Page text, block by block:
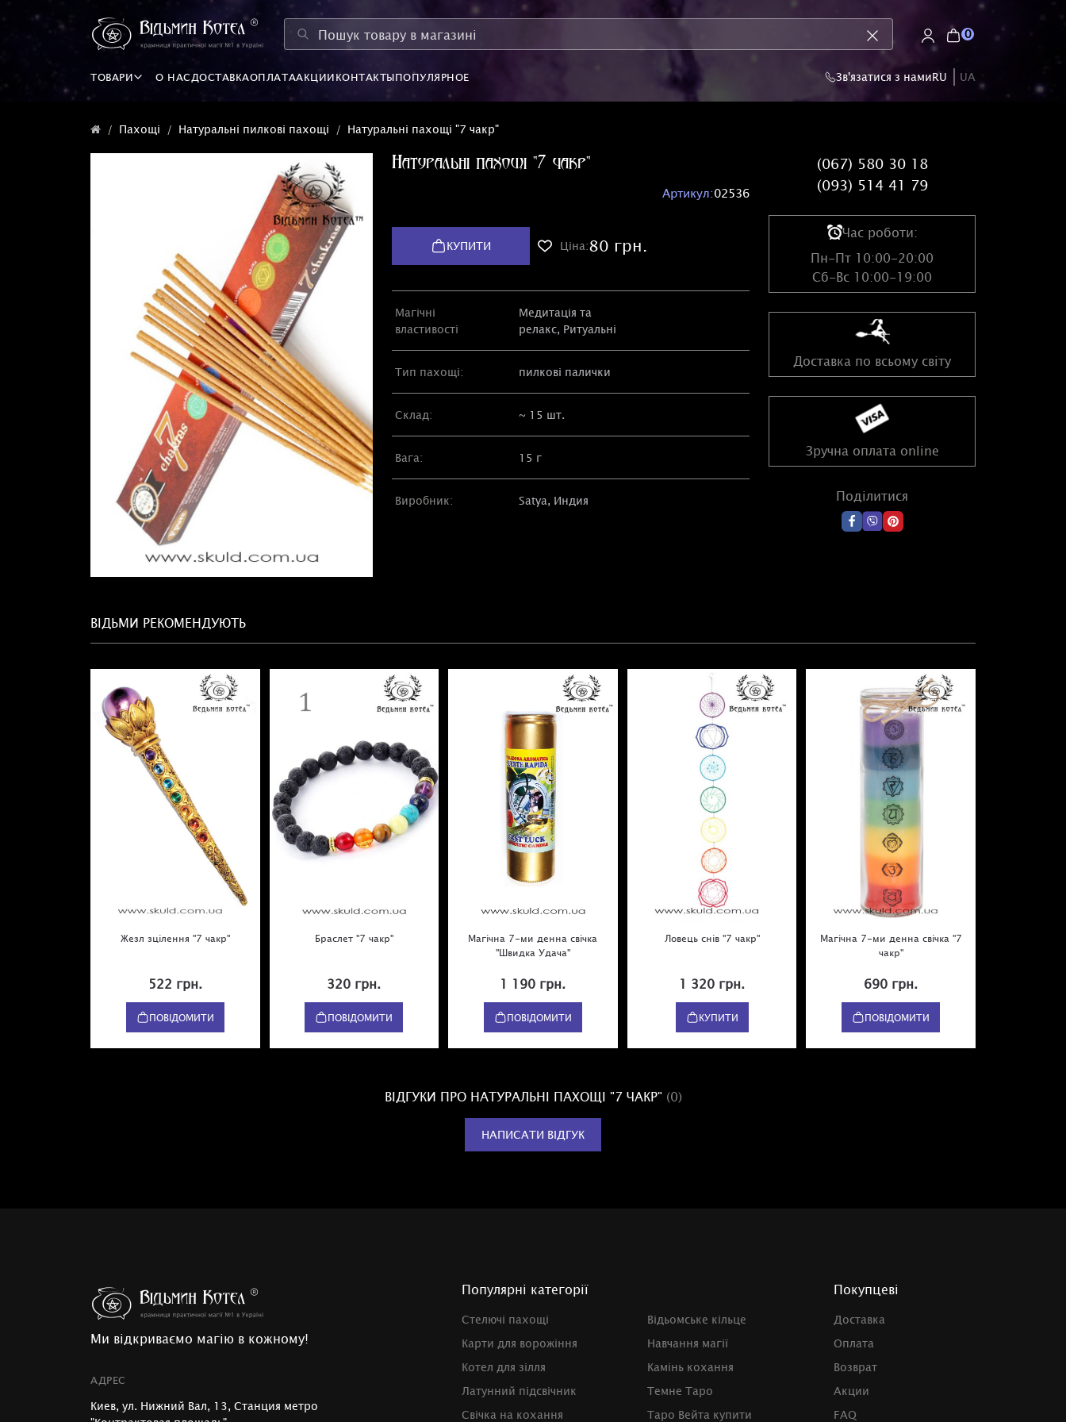
0
ТОВАРИ О НАСДОСТАВКАОПЛАТААКЦИИКОНТАКТЫПОПУЛЯРНОЕ Зв'язатися з намиRU UA
Пахощі Натуральні пилкові пахощі Натуральні пахощі "7 чакр"
Натуральні пахощі "7 чакр"
Артикул:02536
КУПИТИ Ціна:80 грн.
Магічні
властивості
Медитація та
релакс, Ритуальні
Тип пахощі: пилкові палички
Склад: ~ 15 шт.
Вага: 15 г
Виробник: Satya, Индия
(067) 580 30 18
(093) 514 41 79
Час роботи:
Пн-Пт 10:00-20:00
Сб-Вс 10:00-19:00
Доставка по всьому світу
Зручна оплата online
Поділитися
ВІДЬМИ РЕКОМЕНДУЮТЬ
Жезл зцілення "7 чакр"
522 грн.
ПОВІДОМИТИ
Браслет "7 чакр"
320 грн.
ПОВІДОМИТИ
Магічна 7-ми денна свічка
"Швидка Удача"
1 190 грн.
ПОВІДОМИТИ
Ловець снів "7 чакр"
1 320 грн.
КУПИТИ
Магічна 7-ми денна свічка "7
чакр"
690 грн.
ПОВІДОМИТИ
ВІДГУКИ ПРО НАТУРАЛЬНІ ПАХОЩІ "7 ЧАКР" (0)
НАПИСАТИ ВІДГУК
Ми відкриваємо магію в кожному!
АДРЕС
Киев, ул. Нижний Вал, 13, Станция метро
Популярні категорії
Стелючі пахощі
Відьомське кільце
Карти для ворожіння
Навчання магії
Котел для зілля
Камінь кохання
Латунний підсвічник
Темне Таро
Свічка на кохання
Таро Вейта купити
Покупцеві
Доставка
Оплата
Возврат
Акции
FAQ